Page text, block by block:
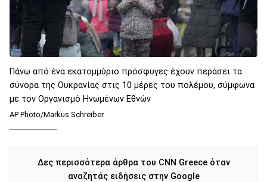
Πάνω από ένα εκατομμύριο πρόσφυγες έχουν περάσει τα
σύνορα της Ουκρανίας στις 10 μέρες του πολέμου, σύμφωνα
με τον Οργανισμό Ηνωμένων Εθνών
AP Photo/Markus Schreiber
Δες περισσότερα άρθρα του CNN Greece όταν
αναζητάς ειδήσεις στην Google